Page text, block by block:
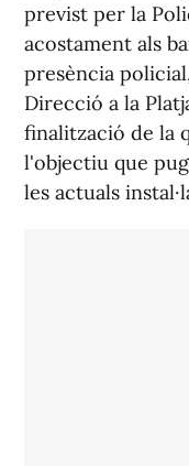
previst per la
acostament als
presència
Direcció a la
finalització de la
l'objectiu que
les actuals